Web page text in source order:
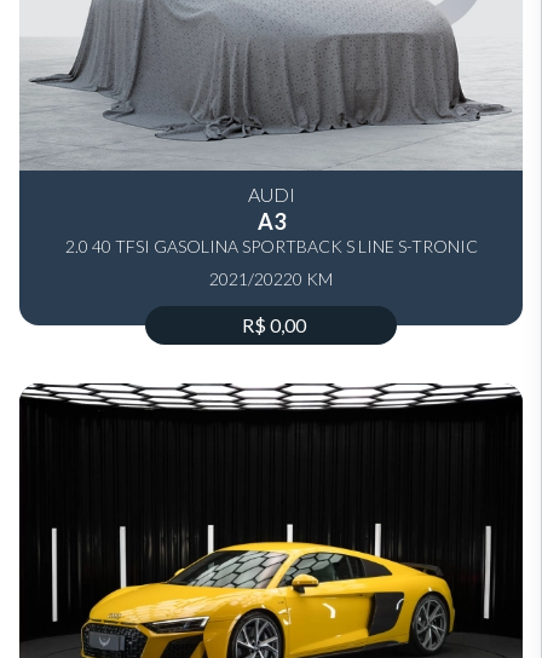
AUDI
A3
2.0 40 TFSI GASOLINA SPORTBACK S LINE S-TRONIC
2021/20220 KM
R$ 0,00